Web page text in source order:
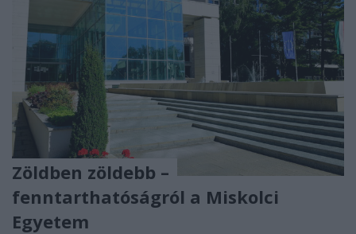
Zöldben zöldebb –
fenntarthatóságról a Miskolci
Egyetem